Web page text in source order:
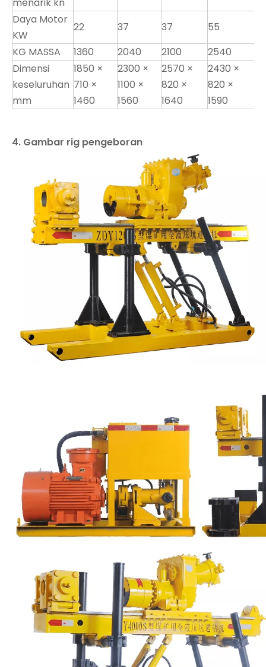
Daya Motor
KW
22 37 37
55
KG MASSA
1360 2040 2100
2540
Dimensi
keseluruhan
mm
1850 ×
710 ×
1460
2300 ×
1100 ×
1560
2570 ×
820 ×
1640
2430 ×
820 ×
1590
4. Gambar rig pengeboran